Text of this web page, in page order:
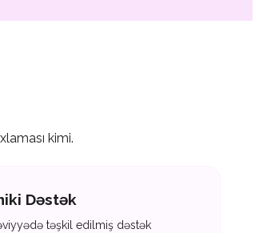
kimi.
Dəstək
təşkil edilmiş dəstək